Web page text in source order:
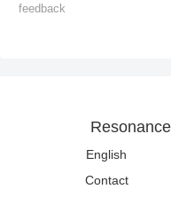
feedback
English
Contact